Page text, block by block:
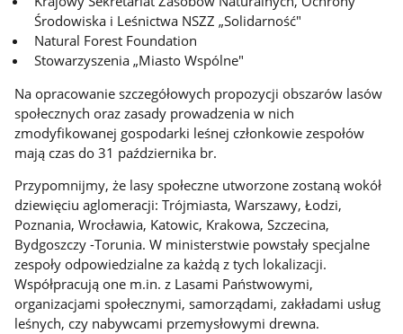
Środowiska i Leśnictwa NSZZ „Solidarność"
Natural Forest Foundation
Stowarzyszenia „Miasto Wspólne"
Na opracowanie szczegółowych propozycji obszarów lasów
społecznych oraz zasady prowadzenia w nich
zmodyfikowanej gospodarki leśnej członkowie zespołów
mają czas do 31 października br.
Przypomnijmy, że lasy społeczne utworzone zostaną wokół
dziewięciu aglomeracji: Trójmiasta, Warszawy, Łodzi,
Poznania, Wrocławia, Katowic, Krakowa, Szczecina,
Bydgoszczy -Torunia. W ministerstwie powstały specjalne
zespoły odpowiedzialne za każdą z tych lokalizacji.
Współpracują one m.in. z Lasami Państwowymi,
organizacjami społecznymi, samorządami, zakładami usług
leśnych, czy nabywcami przemysłowymi drewna.